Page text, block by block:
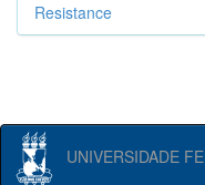
Resistance
UNIVERSIDADE